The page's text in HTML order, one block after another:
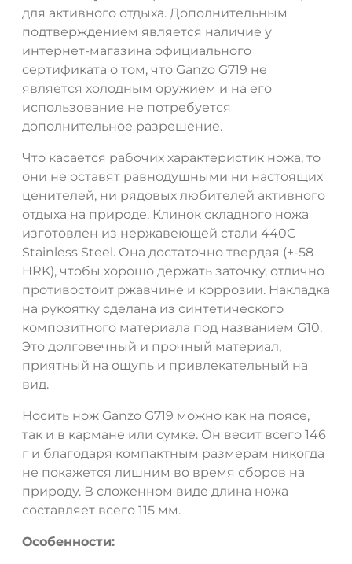
для активного отдыха. Дополнительным
подтверждением является наличие у
интернет-магазина официального
сертификата о том, что Ganzo G719 не
является холодным оружием и на его
использование не потребуется
дополнительное разрешение.
Что касается рабочих характеристик ножа, то
они не оставят равнодушными ни настоящих
ценителей, ни рядовых любителей активного
отдыха на природе. Клинок складного ножа
изготовлен из нержавеющей стали 440C
Stainless Steel. Она достаточно твердая (+-58
HRK), чтобы хорошо держать заточку, отлично
противостоит ржавчине и коррозии. Накладка
на рукоятку сделана из синтетического
композитного материала под названием G10.
Это долговечный и прочный материал,
приятный на ощупь и привлекательный на
вид.
Носить нож Ganzo G719 можно как на поясе,
так и в кармане или сумке. Он весит всего 146
г и благодаря компактным размерам никогда
не покажется лишним во время сборов на
природу. В сложенном виде длина ножа
составляет всего 115 мм.
Особенности:
ДА НЕТ